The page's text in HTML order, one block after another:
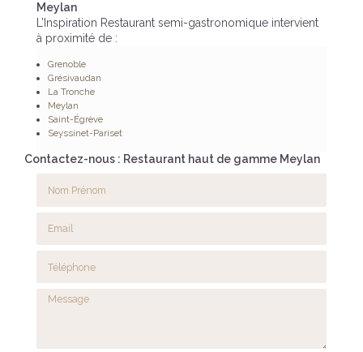
Meylan
L’Inspiration Restaurant semi-gastronomique intervient
à proximité de :
Grenoble
Grésivaudan
La Tronche
Meylan
Saint-Égrève
Seyssinet-Pariset
Contactez-nous : Restaurant haut de gamme Meylan
Message